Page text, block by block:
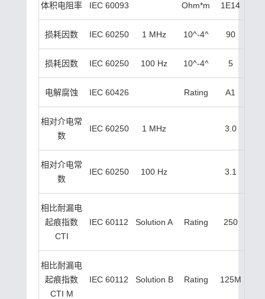
体积电阻率 IEC 60093 Ohm*m 1E14
损耗因数 IEC 60250 1 MHz 10^-4^ 90
损耗因数 IEC 60250 100 Hz 10^-4^ 5
电解腐蚀 IEC 60426 Rating A1
相对介电常
数
IEC 60250 1 MHz 3.0
相对介电常
数
IEC 60250 100 Hz 3.1
相比耐漏电
起痕指数
CTI
IEC 60112 Solution A Rating 250
相比耐漏电
起痕指数
CTI M
IEC 60112 Solution B Rating 125M